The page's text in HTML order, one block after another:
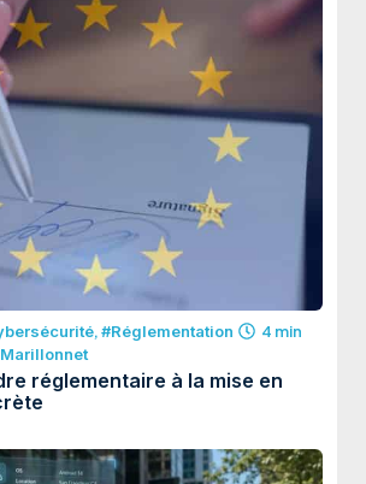
,#Réglementation
4 min
réglementaire à la mise en